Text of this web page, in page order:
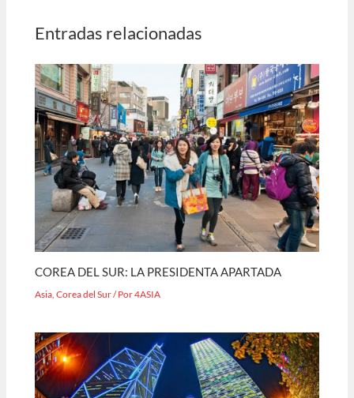
Entradas relacionadas
COREA DEL SUR: LA PRESIDENTA APARTADA
Asia ,Corea del Sur/ Por4ASIA